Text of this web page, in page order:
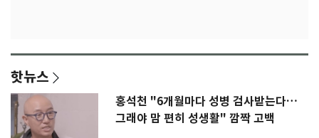
핫뉴스
홍석천 "6개월마다 성병 검사받는다…
그래야 맘 편히 성생활" 깜짝 고백